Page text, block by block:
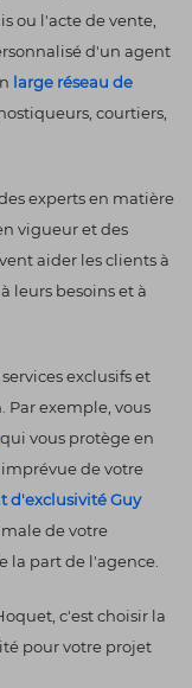
ou l'acte de vente,
d'un agent
large réseau de
courtiers,
experts en matière
vigueur et des
aider les clients à
leurs besoins et à
exclusifs et
Par exemple, vous
, qui vous protège en
de votre
d'exclusivité Guy
de votre
la part de l'agence.
c'est choisir la
pour votre projet